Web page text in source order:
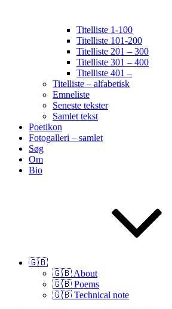
Titelliste 1-100
Titelliste 101-200
Titelliste 201 – 300
Titelliste 301 – 400
Titelliste 401 –
Titelliste – alfabetisk
Emneliste
Seneste tekster
Samlet tekst
Poetikon
Fotogalleri – samlet
Søg
Om
Bio
🇬🇧
🇬🇧 About
🇬🇧 Poems
🇬🇧 Technical note